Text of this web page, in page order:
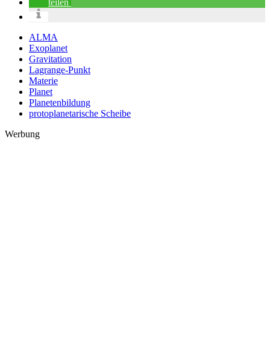
teilen
ALMA
Exoplanet
Gravitation
Lagrange-Punkt
Materie
Planet
Planetenbildung
protoplanetarische Scheibe
Werbung